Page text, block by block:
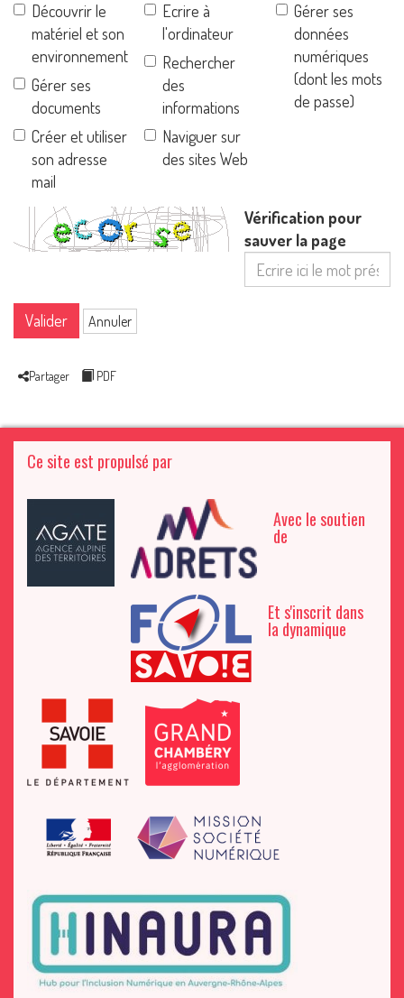
Découvrir le
matériel et son
environnement
Gérer ses
documents
Créer et utiliser
son adresse
mail
Ecrire à
l'ordinateur
Rechercher
des
informations
Naviguer sur
des sites Web
Gérer ses
données
numériques
(dont les mots
de passe)
Vérification pour
sauver la page
Valider Annuler
Partager PDF
Ce site est propulsé par
Avec le soutien
de
Et s'inscrit dans
la dynamique